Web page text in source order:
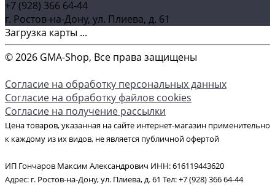
+7 (928) 366 64-44
г. Ростов-на-Дону, ул. Плиева, д. 61
Загрузка карты ...
© 2026 GMA-Shop, Все права защищены
Согласие на обработку персональных данных
Согласие на обработку файлов cookies
Согласие на получение рассылки
Цена товаров, указанная на сайте интернет-магазин применительно
к каждому из их видов, не является публичной офертой
ИП Гончаров Максим Александрович ИНН: 616119443620
Адрес: г. Ростов-на-Дону, ул. Плиева, д. 61 Тел: +7 (928) 366 64-44